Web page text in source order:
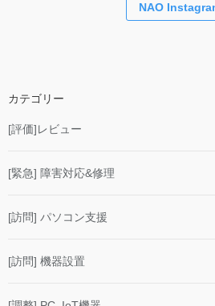
NAO
カテゴリー
[評価]レビュー
[緊急] 障害対応&修理
[訪問] パソコン支援
[訪問] 機器設置